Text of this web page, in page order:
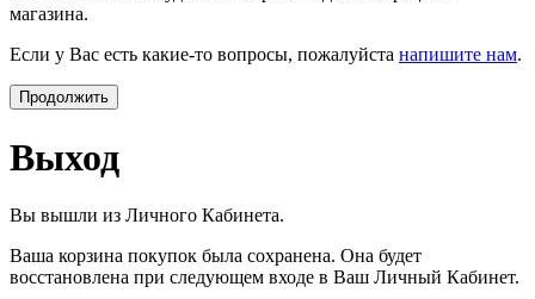
магазина.
Если у Вас есть какие-то вопросы, пожалуйста напишите нам.
Продолжить
Выход
Вы вышли из Личного Кабинета.
Ваша корзина покупок была сохранена. Она будет
восстановлена при следующем входе в Ваш Личный Кабинет.